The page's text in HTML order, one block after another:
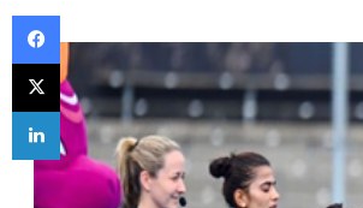
Facebook
X
LinkedIn